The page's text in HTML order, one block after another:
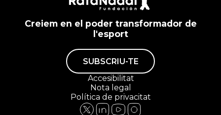
Creiem en el poder transformador de
l'esport
SUBSCRIU-TE
Accesibilitat
Nota legal
Política de privacitat